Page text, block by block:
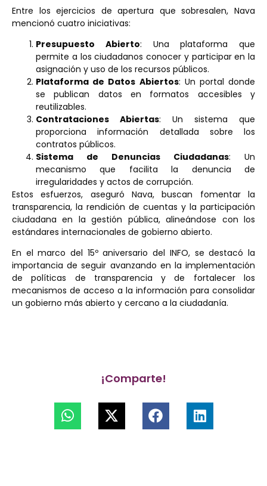
Entre los ejercicios de apertura que sobresalen, Nava
mencionó cuatro iniciativas:
Presupuesto Abierto: Una plataforma que
permite a los ciudadanos conocer y participar en la
asignación y uso de los recursos públicos.
Plataforma de Datos Abiertos: Un portal donde
se publican datos en formatos accesibles y
reutilizables.
Contrataciones Abiertas: Un sistema que
proporciona información detallada sobre los
contratos públicos.
Sistema de Denuncias Ciudadanas: Un
mecanismo que facilita la denuncia de
irregularidades y actos de corrupción.
Estos esfuerzos, aseguró Nava, buscan fomentar la
transparencia, la rendición de cuentas y la participación
ciudadana en la gestión pública, alineándose con los
estándares internacionales de gobierno abierto.
En el marco del 15º aniversario del INFO, se destacó la
importancia de seguir avanzando en la implementación
de políticas de transparencia y de fortalecer los
mecanismos de acceso a la información para consolidar
un gobierno más abierto y cercano a la ciudadanía.
¡Comparte!